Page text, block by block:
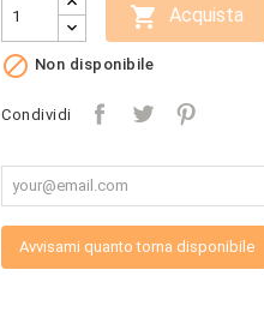
 Acquista
 Non disponibile
Condividi
Avvisami quanto torna disponibile